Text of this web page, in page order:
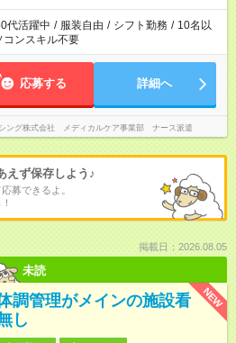
。 合計で週40時間を超える場合は応募でき
代活躍中 / 服装自由 / シフト勤務 / 10名以
コンスキル不要
応募する 詳細へ
ング株式会社 メディカルケア事業部 ナース派遣
えず保存しよう♪
募できるよ。
掲載日：2026.08.05
未読
NEW
調管理がメインの施設看
し